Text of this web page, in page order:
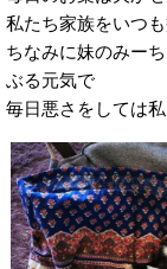
私たち家族をいつ
ちなみに妹のみー
ぶる元気で
毎日悪さをしては